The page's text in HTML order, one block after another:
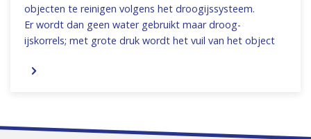
objecten te reinigen volgens het droogijssysteem.
Er wordt dan geen water gebruikt maar droog-
ijskorrels; met grote druk wordt het vuil van het object